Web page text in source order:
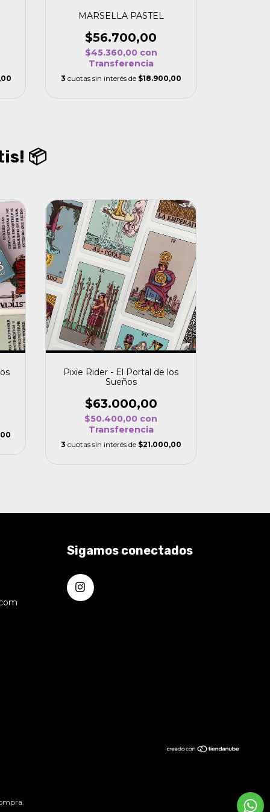
MARSELLA PASTEL
$56.700,00
$45.360,00 con
Transferencia
3 cuotas sin interés de $18.900,00
📦
Pixie Rider - El Portal de los
Sueños
$63.000,00
$50.400,00 con
Transferencia
3 cuotas sin interés de $21.000,00
Sigamos conectados